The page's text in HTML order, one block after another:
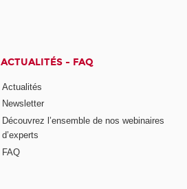
ACTUALITÉS - FAQ
Actualités
Newsletter
Découvrez l’ensemble de nos webinaires
d’experts
FAQ